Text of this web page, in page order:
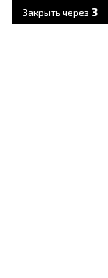
Закрыть через 2